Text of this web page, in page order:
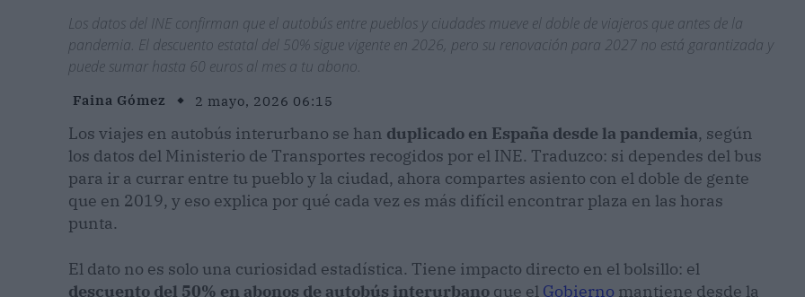
Los datos del INE confirman que el autobús entre pueblos y ciudades mueve el doble de viajeros que antes de la
pandemia. El descuento estatal del 50% sigue vigente en 2026, pero su renovación para 2027 no está garantizada y
puede sumar hasta 60 euros al mes a tu abono.
Faina Gómez 2 mayo, 2026 06:15
Los viajes en autobús interurbano se han duplicado en España desde la pandemia, según
los datos del Ministerio de Transportes recogidos por el INE. Traduzco: si dependes del bus
para ir a currar entre tu pueblo y la ciudad, ahora compartes asiento con el doble de gente
que en 2019, y eso explica por qué cada vez es más difícil encontrar plaza en las horas
punta.
El dato no es solo una curiosidad estadística. Tiene impacto directo en el bolsillo: el
descuento del 50% en abonos de autobús interurbano que el Gobierno mantiene desde la